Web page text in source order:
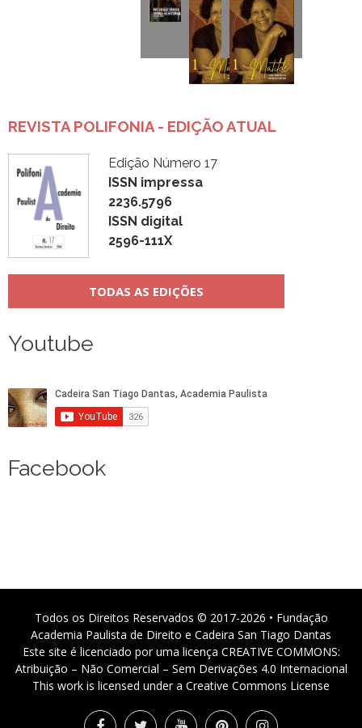
REVISTA POLIFONIA - EDIÇÃO ATUAL
Edição Número 17
ISSN impressa
2236.5796
ISSN digital
2596-111X
TODAS AS EDIÇÕES
Youtube
Facebook
Todos os Direitos Reservados © 2017-2026 • Fundação
Academia Paulista de Direito e Cadeira San Tiago Dantas
Este site é licenciado por uma licença CREATIVE COMMONS:
Atribuição – Não Comercial – Sem Derivações 4.0 Internacional
This work is licensed under a Creative Commons License